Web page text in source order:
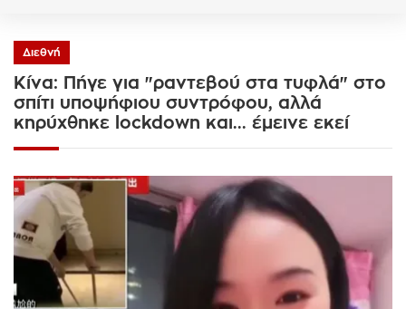
Διεθνή
Κίνα: Πήγε για "ραντεβού στα τυφλά" στο
σπίτι υποψήφιου συντρόφου, αλλά
κηρύχθηκε lockdown και... έμεινε εκεί